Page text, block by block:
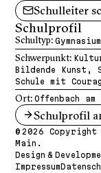
Schulleiter
Schulprofil
Schultyp: Gymnasium
Schwerpunkt:
Bildende Kunst,
Schule mit
Ort: Offenbach am
Schulprofil
© 2026 Copyright
Main.
Design &
Impressum